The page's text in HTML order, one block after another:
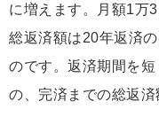
に増えます。月額1万
総返済額は20年返済
のです。返済期間を
の、完済までの総返済